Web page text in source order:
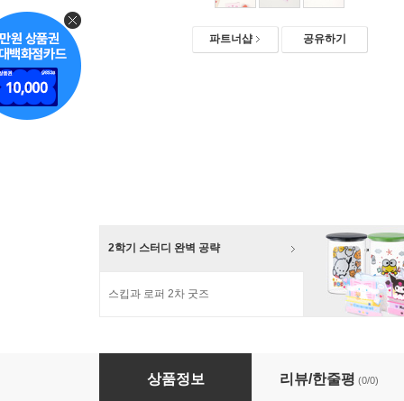
파트너샵 공유하기
2학기 스터디 완벽 공략
스킵과 로퍼 2차 굿즈
[슈퍼쌤] 애플데이 친구사랑카드
상품정보 리뷰/한줄평 (0/0)